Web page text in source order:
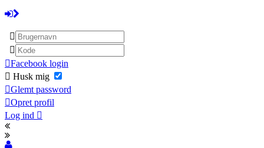
Facebook login
Husk mig
Glemt password
Opret profil
Log ind